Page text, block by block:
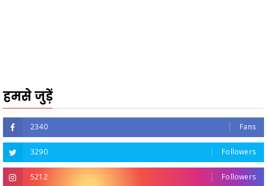
हमसे जुड़ें
2340 Fans
3290 Followers
5212 Followers